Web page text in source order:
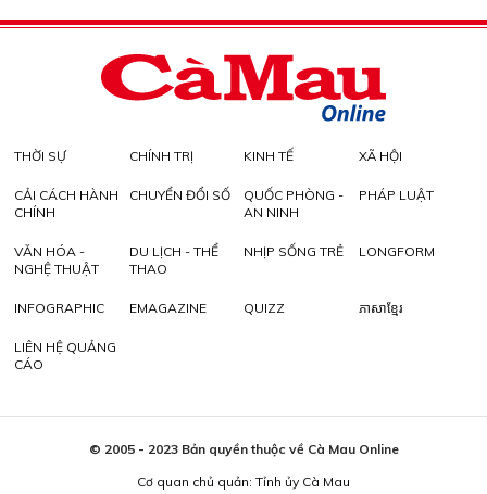
THỜI SỰ CHÍNH TRỊ KINH TẾ XÃ HỘI
CẢI CÁCH HÀNH
CHÍNH
CHUYỂN ĐỔI SỐ
QUỐC PHÒNG -
AN NINH
PHÁP LUẬT
VĂN HÓA -
NGHỆ THUẬT
DU LỊCH - THỂ
THAO
NHỊP SỐNG TRẺ LONGFORM
INFOGRAPHIC EMAGAZINE QUIZZ ភាសាខ្មែរ
LIÊN HỆ QUẢNG
CÁO
© 2005 - 2023 Bản quyền thuộc về Cà Mau Online
Cơ quan chủ quản: Tỉnh ủy Cà Mau